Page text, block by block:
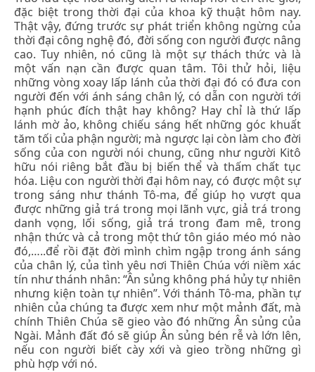
đặc biệt trong thời đại của khoa kỹ thuật hôm nay.
Thật vậy, đứng trước sự phát triển không ngừng của
thời đại công nghệ đó, đời sống con người được nâng
cao. Tuy nhiên, nó cũng là một sự thách thức và là
một vấn nạn cần được quan tâm. Tôi thử hỏi, liệu
những vòng xoay lấp lánh của thời đại đó có đưa con
người đến với ánh sáng chân lý, có dẫn con người tới
hạnh phúc đích thật hay không? Hay chỉ là thứ lấp
lánh mờ ảo, không chiếu sáng hết những góc khuất
tăm tối của phận người; mà ngược lại còn làm cho đời
sống của con người nói chung, cũng như người Kitô
hữu nói riêng bắt đầu bị biến thể và thấm chất tục
hóa. Liệu con người thời đại hôm nay, có được một sự
trong sáng như thánh Tô-ma, để giúp họ vượt qua
được những giả trá trong mọi lãnh vực, giả trá trong
danh vọng, lối sống, giả trá trong đam mê, trong
nhận thức và cả trong một thứ tôn giáo méo mó nào
đó,…..để rồi đặt đời mình chìm ngập trong ánh sáng
của chân lý, của tình yêu nơi Thiên Chúa với niềm xác
tín như thánh nhân: “Ân sủng không phá hủy tự nhiên
nhưng kiện toàn tự nhiên”. Với thánh Tô-ma, phần tự
nhiên của chúng ta được xem như một mảnh đất, mà
chính Thiên Chúa sẽ gieo vào đó những Ân sủng của
Ngài. Mảnh đất đó sẽ giúp Ân sủng bén rễ và lớn lên,
nếu con người biết cày xới và gieo trồng những gì
phù hợp với nó.